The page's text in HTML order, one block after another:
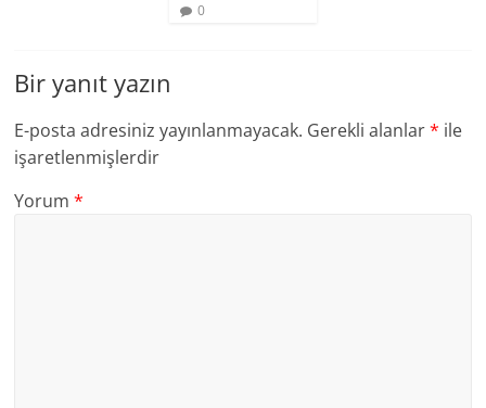
0
Bir yanıt yazın
E-posta adresiniz yayınlanmayacak. Gerekli alanlar* ile
işaretlenmişlerdir
Yorum*